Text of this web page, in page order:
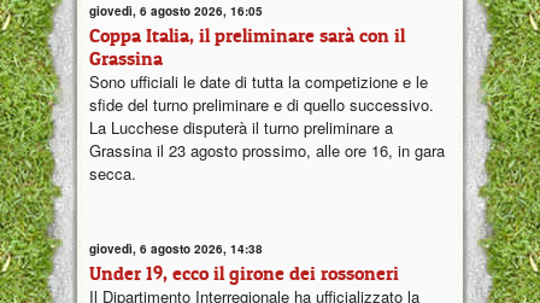
giovedì, 6 agosto 2026, 16:05
Coppa Italia, il preliminare sarà con il
Grassina
Sono ufficiali le date di tutta la competizione e le
sfide del turno preliminare e di quello successivo.
La Lucchese disputerà il turno preliminare a
Grassina il 23 agosto prossimo, alle ore 16, in gara
secca.
giovedì, 6 agosto 2026, 14:38
Under 19, ecco il girone dei rossoneri
Il Dipartimento Interregionale ha ufficializzato la